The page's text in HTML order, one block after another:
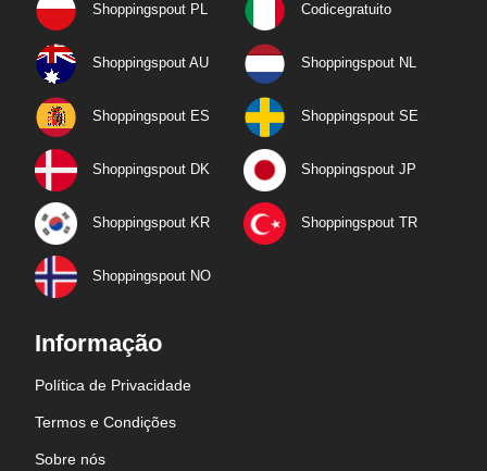
Shoppingspout PL Codicegratuito
Shoppingspout AU Shoppingspout NL
Shoppingspout ES Shoppingspout SE
Shoppingspout DK Shoppingspout JP
Shoppingspout KR Shoppingspout TR
Shoppingspout NO
Informação
Política de Privacidade
Termos e Condições
Sobre nós